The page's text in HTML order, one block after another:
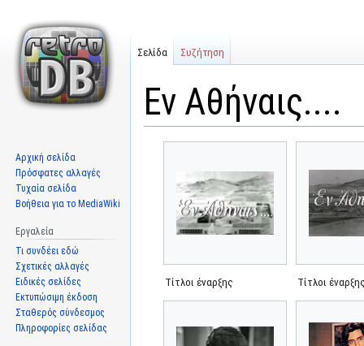
Εν Αθήναις....
πλοήγηση
αναζήτηση
Τίτλοι έναρξης Τίτλοι
Σελίδα Συζήτηση
Αρχική σελίδα
Πρόσφατες αλλαγές
Τυχαία σελίδα
Βοήθεια για το MediaWiki
Εργαλεία
Τι συνδέει εδώ
Σχετικές αλλαγές
Ειδικές σελίδες
Εκτυπώσιμη έκδοση
Σταθερός σύνδεσμος
Πληροφορίες σελίδας